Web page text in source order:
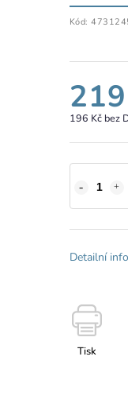
Kód:
196 Kč bez
Detailní
Tisk